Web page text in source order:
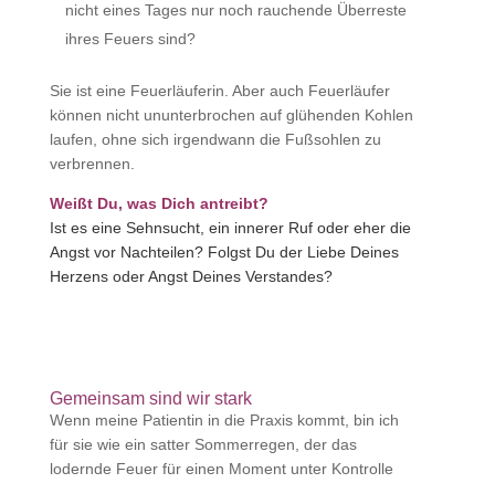
nicht eines Tages nur noch rauchende Überreste
ihres Feuers sind?
Sie ist eine Feuerläuferin. Aber auch Feuerläufer
können nicht ununterbrochen auf glühenden Kohlen
laufen, ohne sich irgendwann die Fußsohlen zu
verbrennen.
Weißt Du, was Dich antreibt?
Ist es eine Sehnsucht, ein innerer Ruf oder eher die
Angst vor Nachteilen? Folgst Du der Liebe Deines
Herzens oder Angst Deines Verstandes?
Gemeinsam sind wir stark
Wenn meine Patientin in die Praxis kommt, bin ich
für sie wie ein satter Sommerregen, der das
lodernde Feuer für einen Moment unter Kontrolle